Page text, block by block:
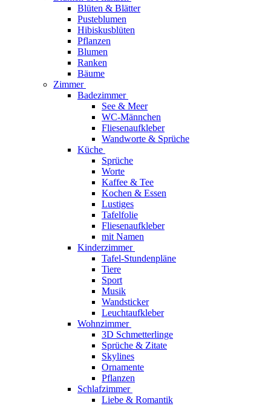
Blüten & Blätter
Pusteblumen
Hibiskusblüten
Pflanzen
Blumen
Ranken
Bäume
Zimmer
Badezimmer
See & Meer
WC-Männchen
Fliesenaufkleber
Wandworte & Sprüche
Küche
Sprüche
Worte
Kaffee & Tee
Kochen & Essen
Lustiges
Tafelfolie
Fliesenaufkleber
mit Namen
Kinderzimmer
Tafel-Stundenpläne
Tiere
Sport
Musik
Wandsticker
Leuchtaufkleber
Wohnzimmer
3D Schmetterlinge
Sprüche & Zitate
Skylines
Ornamente
Pflanzen
Schlafzimmer
Liebe & Romantik